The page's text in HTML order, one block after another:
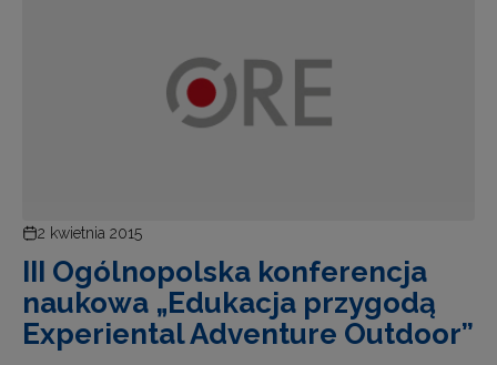
2 kwietnia 2015
III Ogólnopolska konferencja
naukowa „Edukacja przygodą
Experiental Adventure Outdoor”